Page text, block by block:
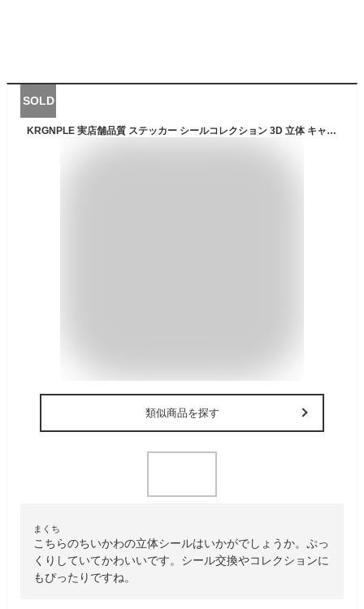
SOLD
KRGNPLE 実店舗品質 ステッカー シールコレクション 3D 立体 キャラクター 2 枚 可愛い 防水 PVC 覆い膜 精密印刷 手帳・スマホ・文房具デコ ギフト クリスマスプレゼント 耐摩耗 人気（1 号＋2 号）
類似商品を探す
まくち
こちらのちいかわの立体シールはいかがでしょうか。ぷっ
くりしていてかわいいです。シール交換やコレクションに
もぴったりですね。